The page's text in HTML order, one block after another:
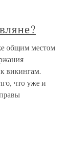
общим местом
викингам.
что уже и